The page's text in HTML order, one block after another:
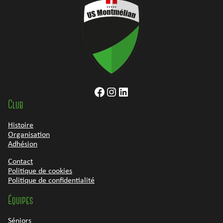
Facebook Instagram LinkedIn
Club
Histoire
Organisation
Adhésion
Contact
Politique de cookies
Politique de confidentialité
Équipes
Séniors